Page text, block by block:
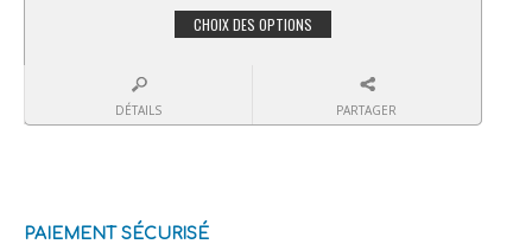
CHOIX DES OPTIONS
DÉTAILS PARTAGER
PAIEMENT SÉCURISÉ